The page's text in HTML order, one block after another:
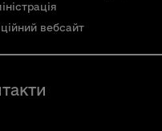
вебсайт